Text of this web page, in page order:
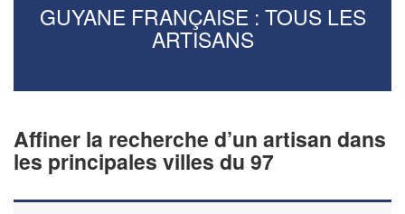
GUYANE FRANÇAISE : TOUS LES
ARTISANS
Affiner la recherche d’un artisan dans
les principales villes du 97